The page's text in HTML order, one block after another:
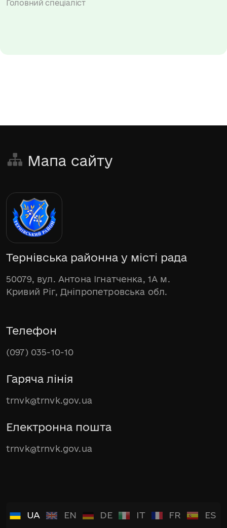
Головний спеціаліст
Мапа сайту
Тернівська районна у місті рада
50079, вул. Антона Ігнатченка, 1А м.
Кривий Ріг, Дніпропетровська обл.
Телефон
(097) 035-10-10
Гаряча лінія
trnvk@trnvk.gov.ua
Електронна пошта
trnvk@trnvk.gov.ua
UA EN DE IT FR ES